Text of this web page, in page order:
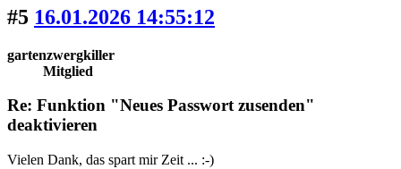
#5 16.01.2026 14:55:12
gartenzwergkiller
Mitglied
Re: Funktion "Neues Passwort zusenden"
deaktivieren
Vielen Dank, das spart mir Zeit ... :-)